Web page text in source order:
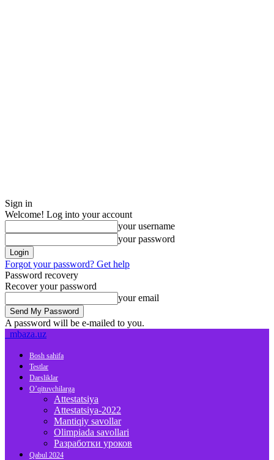
Sign in
Welcome! Log into your account
your username
your password
Forgot your password? Get help
Password recovery
Recover your password
your email
A password will be e-mailed to you.
mbaza.uz
Bosh sahifa
Testlar
Darsliklar
O’qituvchilarga
Attestatsiya
Attestatsiya-2022
Mantiqiy savollar
Olimpiada savollari
Разработки уроков
Qabul 2024